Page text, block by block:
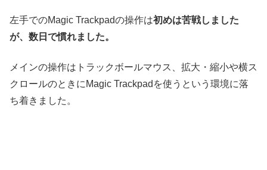
左手でのMagic Trackpadの操作は初めは苦戦しました
が、数日で慣れました。
メインの操作はトラックボールマウス、拡大・縮小や横ス
クロールのときにMagic Trackpadを使うという環境に落
ち着きました。